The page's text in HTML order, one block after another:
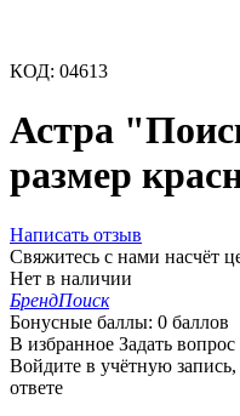
КОД: 04613
Астра
размер
Написать отзыв
Свяжитесь с нами насчёт
Нет в наличии
БрендПоиск
Бонусные баллы: 0 баллов
В избранное Задать вопрос
Войдите в учётную
ответе